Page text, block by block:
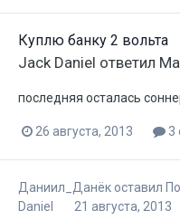
Куплю банку 2 вольта
Jack Daniel ответил
последняя осталась
26 августа, 2013 3
Даниил_Данёк оставил
Daniel
21 августа, 2013